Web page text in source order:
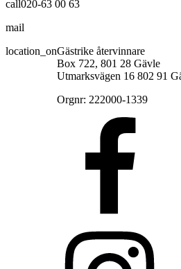
call020-63 00 63
mail
location_onGästrike återvinnare
Box 722, 801 28 Gävle
Utmarksvägen 16 802 91
Orgnr: 222000-1339